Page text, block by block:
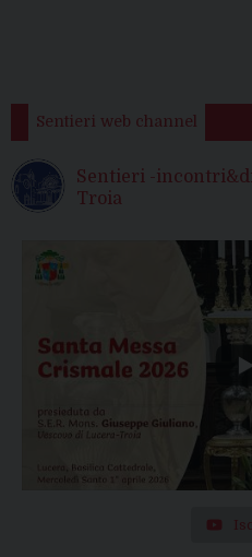
Sentieri web channel
Sentieri -
Troia